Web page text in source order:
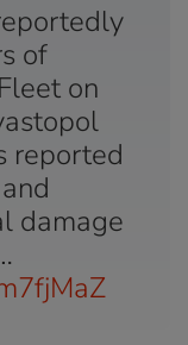
of
on
reported
damage